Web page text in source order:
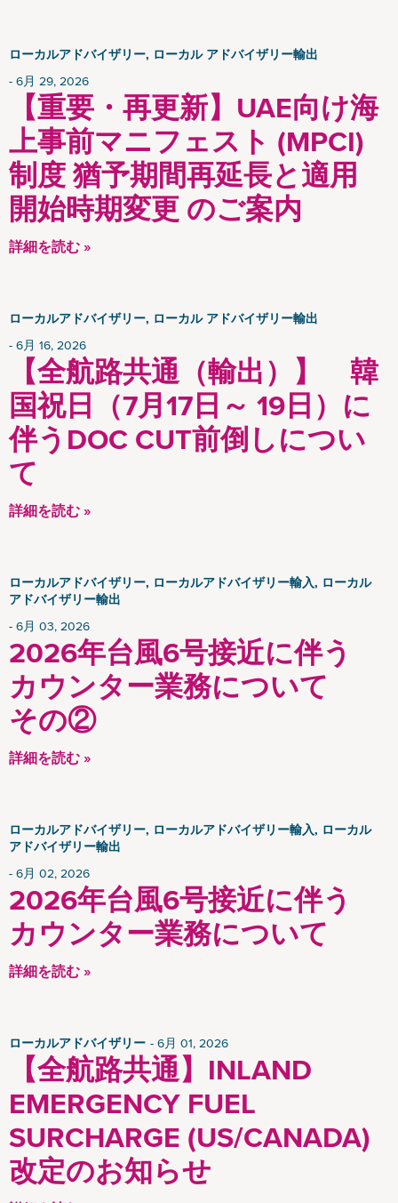
ローカルアドバイザリー, ローカル アドバイザリー輸出
6月 29, 2026
【重要・再更新】UAE向け海
上事前マニフェスト (MPCI)
制度 猶予期間再延長と適用
開始時期変更 のご案内
詳細を読む »
ローカルアドバイザリー, ローカル アドバイザリー輸出
6月 16, 2026
【全航路共通（輸出）】 韓
国祝日（7月17日～ 19日）に
伴うDOC CUT前倒しについ
て
詳細を読む »
ローカルアドバイザリー, ローカルアドバイザリー輸入, ローカル
アドバイザリー輸出
6月 03, 2026
2026年台風6号接近に伴う
カウンター業務について
その②
詳細を読む »
ローカルアドバイザリー, ローカルアドバイザリー輸入, ローカル
アドバイザリー輸出
6月 02, 2026
2026年台風6号接近に伴う
カウンター業務について
詳細を読む »
ローカルアドバイザリー 6月 01, 2026
【全航路共通】INLAND
EMERGENCY FUEL
SURCHARGE (US/CANADA)
改定のお知らせ